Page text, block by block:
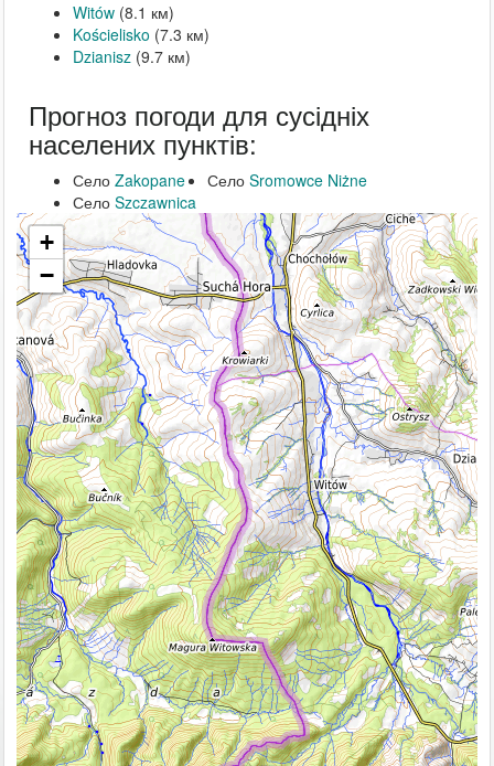
Witów (8.1 км)
Kościelisko (7.3 км)
Dzianisz (9.7 км)
Прогноз погоди для сусідніх
населених пунктів:
Село Zakopane Село Sromowce Niżne
Село Szczawnica
+
−